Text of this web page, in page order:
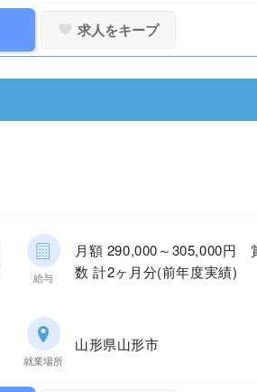
求人をキープ
給与
月額 290,000～305,000
数 計2ヶ月分(前年度実績)
就業場所
山形県山形市